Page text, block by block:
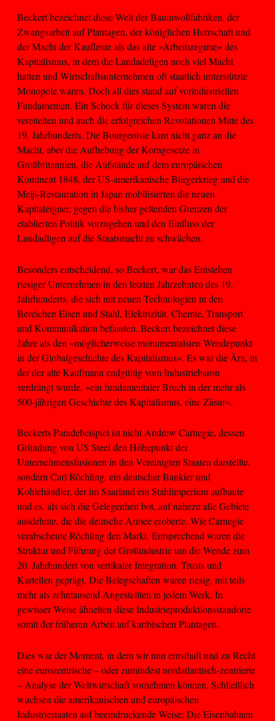
Beckert bezeichnet diese Welt der Baumwollfabriken, der
Zwangsarbeit auf Plantagen, der königlichen Herrschaft und
der Macht der Kaufleute als das alte »Arbeitsregime« des
Kapitalismus, in dem die Landadeligen noch viel Macht
hatten und Wirtschaftsunternehmen oft staatlich unterstützte
Monopole waren. Doch all dies stand auf vorindustriellen
Fundamenten. Ein Schock für dieses System waren die
vereitelten und auch die erfolgreichen Revolutionen Mitte des
19. Jahrhunderts. Die Bourgeoisie kam nicht ganz an die
Macht, aber die Aufhebung der Korngesetze in
Großbritannien, die Aufstände auf dem europäischen
Kontinent 1848, der US-amerikanische Bürgerkrieg und die
Meiji-Restauration in Japan mobilisierten die neuen
Kapitaleigner, gegen die bisher geltenden Grenzen der
etablierten Politik vorzugehen und den Einfluss der
Landadligen auf die Staatsmacht zu schwächen.
Besonders entscheidend, so Beckert, war das Entstehen
riesiger Unternehmen in den letzten Jahrzehnten des 19.
Jahrhunderts, die sich mit neuen Technologien in den
Bereichen Eisen und Stahl, Elektrizität, Chemie, Transport
und Kommunikation befassten. Beckert bezeichnet diese
Jahre als den »möglicherweise monumentalsten Wendepunkt
in der Globalgeschichte des Kapitalismus«. Es war die Ära, in
der der alte Kaufmann endgültig vom Industriebaron
verdrängt wurde, »ein fundamentaler Bruch in der mehr als
500-jährigen Geschichte des Kapitalismus, eine Zäsur«.
Beckerts Paradebeispiel ist nicht Andrew Carnegie, dessen
Gründung von US Steel den Höhepunkt der
Unternehmensfusionen in den Vereinigten Staaten darstellte,
sondern Carl Röchling, ein deutscher Bankier und
Kohlehändler, der im Saarland ein Stahlimperium aufbaute
und es, als sich die Gelegenheit bot, auf nahezu alle Gebiete
ausdehnte, die die deutsche Armee eroberte. Wie Carnegie
verabscheute Röchling den Markt. Entsprechend waren die
Struktur und Führung der Großindustrie um die Wende zum
20. Jahrhundert von vertikaler Integration, Trusts und
Kartellen geprägt. Die Belegschaften waren riesig, mit teils
mehr als zehntausend Angestellten in jedem Werk. In
gewisser Weise ähnelten diese Industrieproduktionsstandorte
somit der früheren Arbeit auf karibischen Plantagen.
Dies war der Moment, in dem wir nun ernsthaft und zu Recht
eine eurozentrische – oder zumindest nordatlantisch-zentrierte
– Analyse der Weltwirtschaft vornehmen können. Schließlich
wuchsen die amerikanischen und europäischen
Industriestaaten auf beeindruckende Weise: Die Eisenbahnen